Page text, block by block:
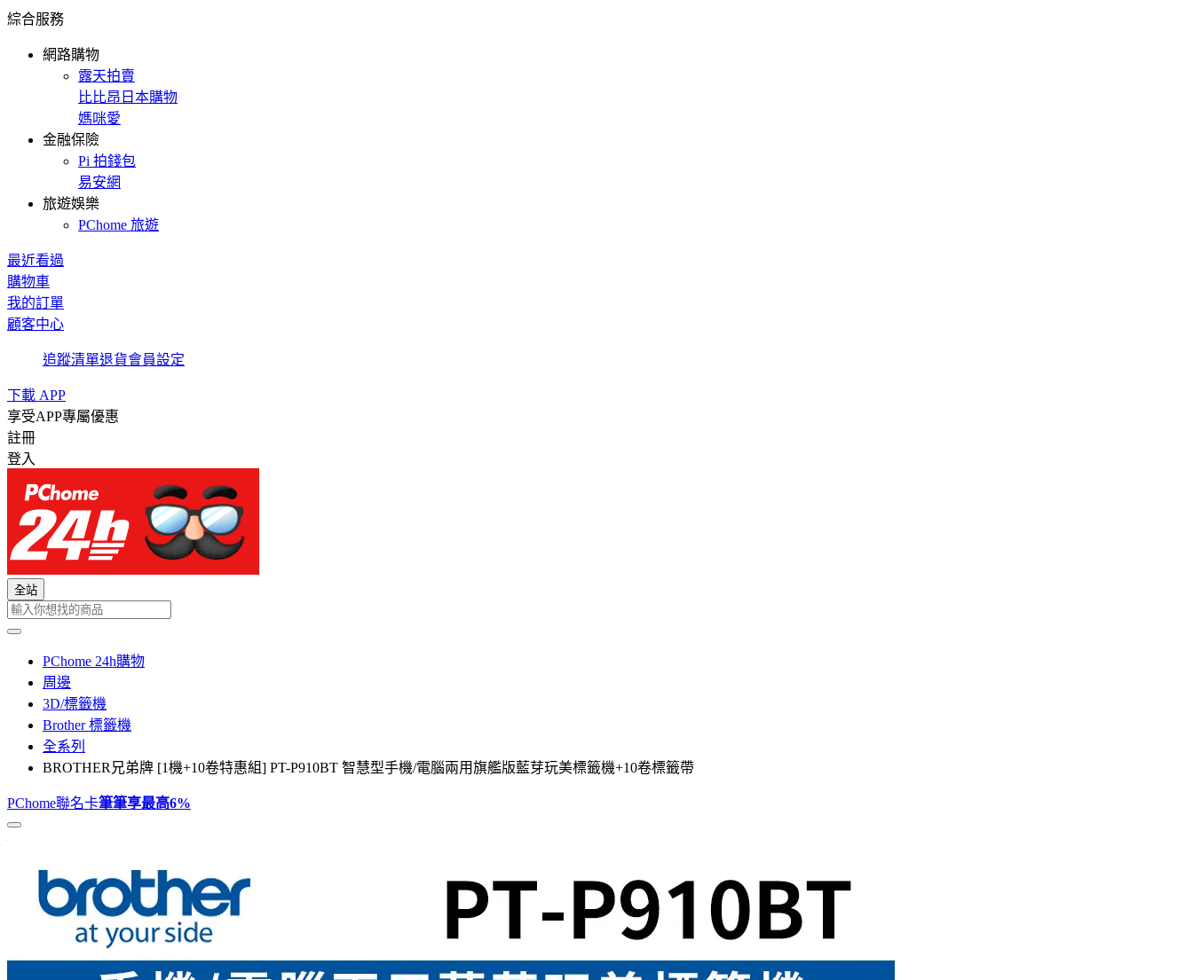
綜合服務
網路購物
露天拍賣
比比昂日本購物
媽咪愛
金融保險
Pi 拍錢包
易安網
旅遊娛樂
PChome 旅遊
最近看過
購物車
我的訂單
顧客中心
追蹤清單退貨會員設定
下載 APP
享受APP專屬優惠
註冊
登入
全站
PChome 24h購物
周邊
3D/標籤機
Brother 標籤機
全系列
BROTHER兄弟牌 [1機+10卷特惠組] PT-P910BT 智慧型手機/電腦兩用旗艦版藍芽玩美標籤機+10卷標籤帶
PChome聯名卡筆筆享最高6%